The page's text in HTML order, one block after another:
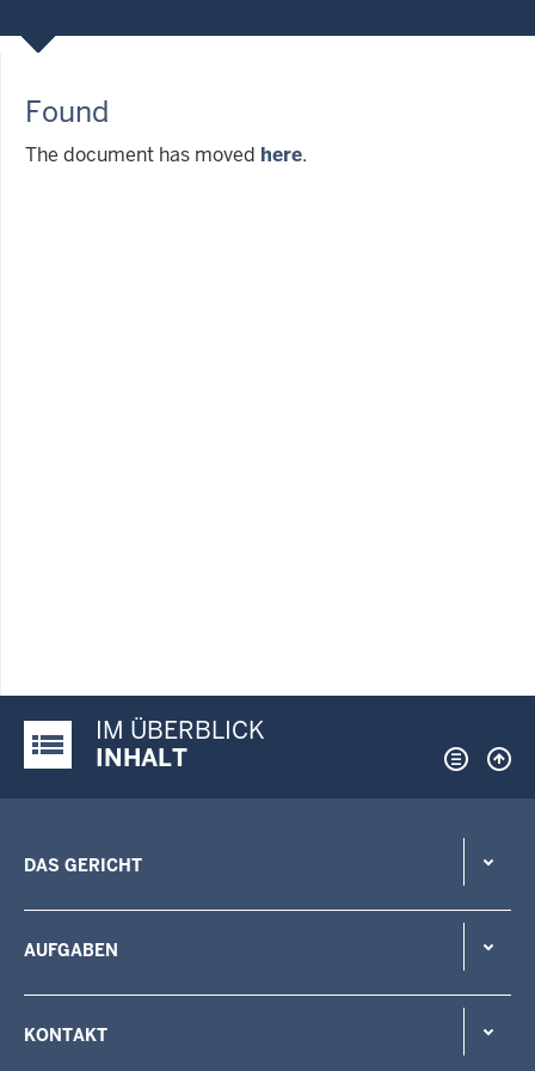
Found
The document has moved here.
Justiz-Portal im Überblick:
IM ÜBERBLICK
INHALT
DAS GERICHT
AUFGABEN
KONTAKT